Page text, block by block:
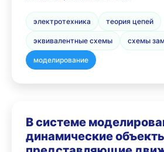
электротехника теория цепей
эквивалентные схемы схемы
моделирование
В системе
динамические